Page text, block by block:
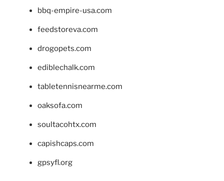
bbq-empire-usa.com
feedstoreva.com
drogopets.com
ediblechalk.com
tabletennisnearme.com
oaksofa.com
soultacohtx.com
capishcaps.com
gpsyfl.org